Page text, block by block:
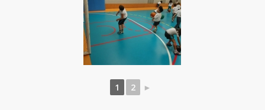
1 2 ►